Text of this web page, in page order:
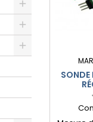
SONDE